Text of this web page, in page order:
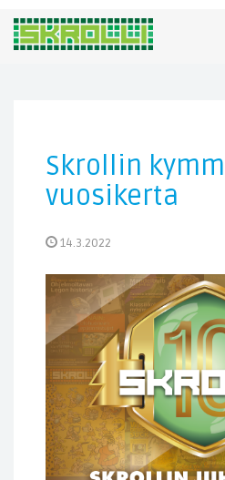
Skrollin
vuosikerta
14.3.2022